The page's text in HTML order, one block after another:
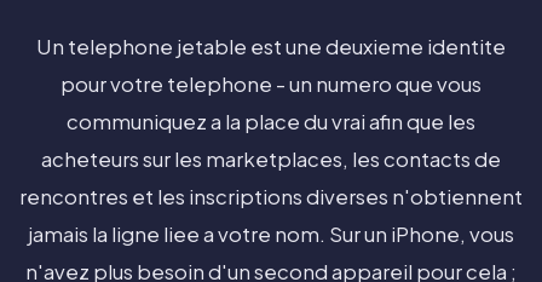
Un telephone jetable est une deuxieme identite
pour votre telephone - un numero que vous
communiquez a la place du vrai afin que les
acheteurs sur les marketplaces, les contacts de
rencontres et les inscriptions diverses n'obtiennent
jamais la ligne liee a votre nom. Sur un iPhone, vous
n'avez plus besoin d'un second appareil pour cela ;